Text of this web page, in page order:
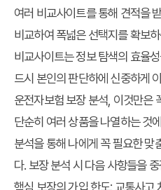
여러 비교사이트를 통해 견적을
비교하여 폭넓은 선택지를 확보
비교사이트는 정보 탐색의 효율
드시 본인의 판단하에 신중하게
운전자보험 보장 분석, 이것만은
단순히 여러 상품을 나열하는 것
분석을 통해 나에게 꼭 필요한 맞
다. 보장 분석 시 다음 사항들을
핵심 보장의 가입 한도: 교통사고